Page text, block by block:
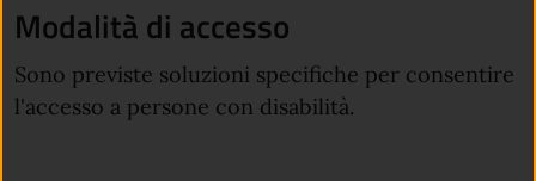
Modalità di accesso
Sono previste soluzioni specifiche per consentire
l'accesso a persone con disabilità.